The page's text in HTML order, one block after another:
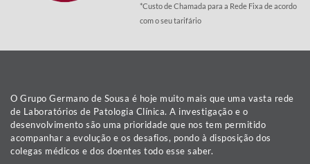
*Custo de Chamada para a Rede Fixa de acordo
com o seu tarifário
O Grupo Germano de Sousa é hoje muito mais que uma vasta rede
de Laboratórios de Patologia Clínica. A investigação e o
desenvolvimento são uma prioridade que nos tem permitido
acompanhar a evolução e os desafios, pondo à disposição dos
colegas médicos e dos doentes todo esse saber.